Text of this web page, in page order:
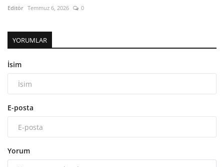
Editör Temmuz 6, 2026 0
YORUMLAR
İsim
E-posta
Yorum